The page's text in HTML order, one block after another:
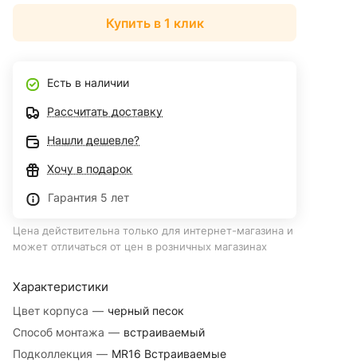
Характеристики
Цвет корпуса — черный песок
Способ монтажа — встраиваемый
Подколлекция — MR16 Встраиваемые
Купить в 1 клик
Есть в наличии
Рассчитать доставку
Нашли дешевле?
Хочу в подарок
Гарантия 5 лет
Цена действительна только для интернет-магазина и
может отличаться от цен в розничных магазинах